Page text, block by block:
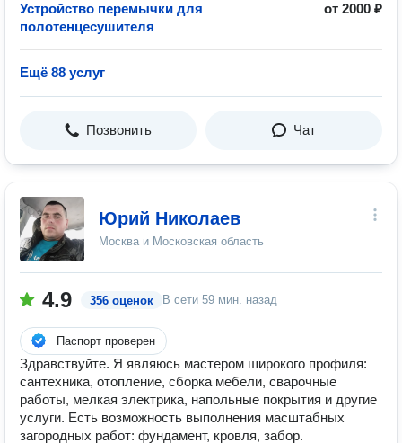
Устройство перемычки для
полотенцесушителя
от 2000 ₽
Ещё 88 услуг
Позвонить Чат
Юрий Николаев
Москва и Московская область
4.9 356 оценок В сети 59 мин. назад
Паспорт проверен
Здравствуйте. Я являюсь мастером широкого профиля:
сантехника, отопление, сборка мебели, сварочные
работы, мелкая электрика, напольные покрытия и другие
услуги. Есть возможность выполнения масштабных
загородных работ: фундамент, кровля, забор.